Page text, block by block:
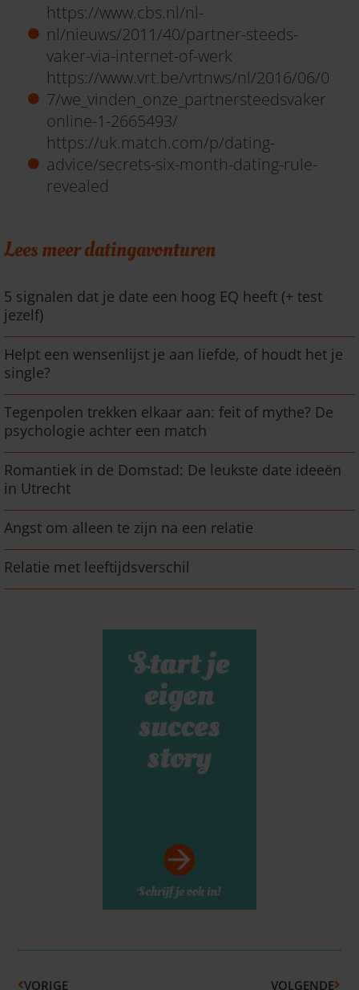
https://www.cbs.nl/nl-
nl/nieuws/2011/40/partner-steeds-
vaker-via-internet-of-werk
https://www.vrt.be/vrtnws/nl/2016/06/0
7/we_vinden_onze_partnersteedsvaker
online-1-2665493/
https://uk.match.com/p/dating-
advice/secrets-six-month-dating-rule-
revealed
Lees meer datingavonturen
5 signalen dat je date een hoog EQ heeft (+ test
jezelf)
Helpt een wensenlijst je aan liefde, of houdt het je
single?
Tegenpolen trekken elkaar aan: feit of mythe? De
psychologie achter een match
Romantiek in de Domstad: De leukste date ideeën
in Utrecht
Angst om alleen te zijn na een relatie
Relatie met leeftijdsverschil
VORIGE
VOLGENDE